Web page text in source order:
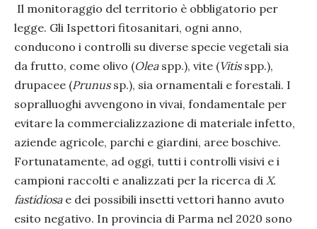
Il monitoraggio del territorio è obbligatorio per
legge. Gli Ispettori fitosanitari, ogni anno,
conducono i controlli su diverse specie vegetali sia
da frutto, come olivo (Oleaspp.), vite (Vitisspp.),
drupacee (Prunus sp.), sia ornamentali e forestali. I
sopralluoghi avvengono in vivai, fondamentale per
evitare la commercializzazione di materiale infetto,
aziende agricole, parchi e giardini, aree boschive.
Fortunatamente, ad oggi, tutti i controlli visivi e i
campioni raccolti e analizzati per la ricerca di X.
fastidiosae dei possibili insetti vettori hanno avuto
esito negativo. In provincia di Parma nel 2020 sono